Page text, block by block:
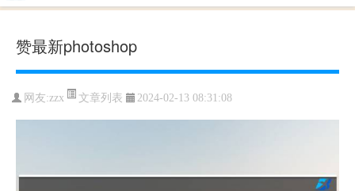
赞最新photoshop
网友:zzx 文章列表 2024-02-13 08:31:08